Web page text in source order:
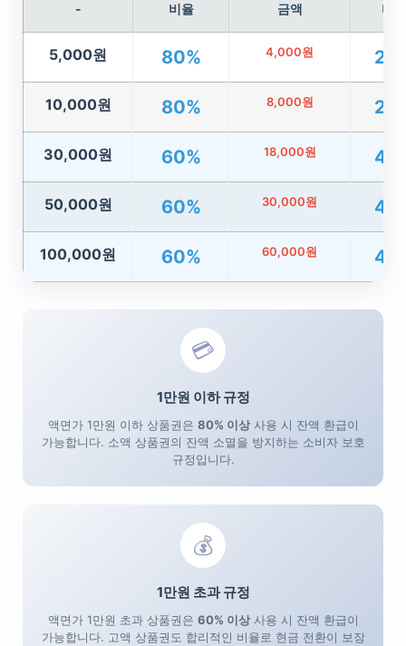
- 비율 금액 비율
5,000원 80% 4,000원
10,000원 80% 8,000원
30,000원 60% 18,000원
50,000원 60% 30,000원
100,000원 60% 60,000원
💳
1만원 이하 규정
액면가 1만원 이하 상품권은 80% 이상사용 시 잔액 환급이
가능합니다. 소액 상품권의 잔액 소멸을 방지하는 소비자 보호
규정입니다.
💰
1만원 초과 규정
액면가 1만원 초과 상품권은 60% 이상사용 시 잔액 환급이
가능합니다. 고액 상품권도 합리적인 비율로 현금 전환이 보장